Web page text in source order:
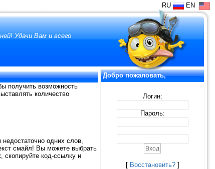
RU EN
Удачи Вам и всего
получить возможность
количество
одних слов,
смайл! Вы можете выбрать
, скопируйте код-ссылку и
Добро пожаловать,
Логин:
Пароль:
[ Восстановить?]